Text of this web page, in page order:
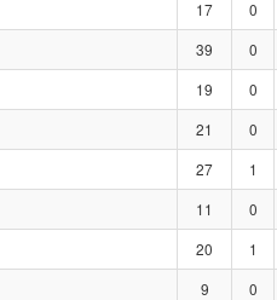
17 0
39 0
19 0
21 0
27 1
11 0
20 1
9 0